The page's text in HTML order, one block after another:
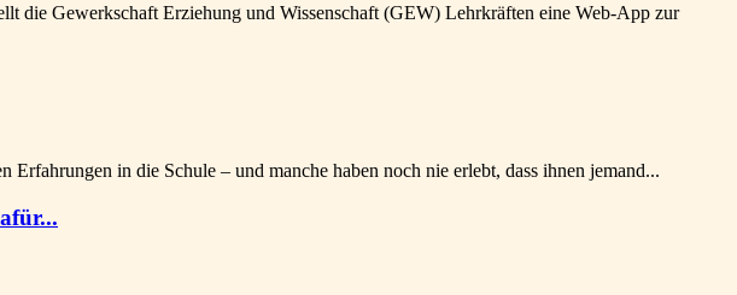
Gewerkschaft Erziehung und Wissenschaft (GEW) Lehrkräften eine Web-App zur
in die Schule – und manche haben noch nie erlebt, dass ihnen jemand...